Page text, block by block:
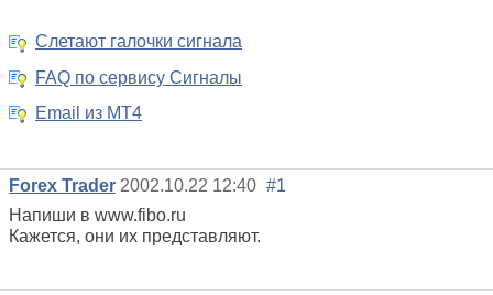
Слетают галочки сигнала
FAQ по сервису Сигналы
Email из МТ4
Forex Trader 2002.10.22 12:40 #1
Напиши в www.fibo.ru
Кажется, они их представляют.